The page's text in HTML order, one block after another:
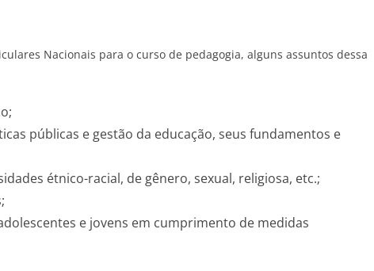
Nacionais para o curso de pedagogia, alguns assuntos dessa
públicas e gestão da educação, seus fundamentos e
étnico-racial, de gênero, sexual, religiosa, etc.;
e jovens em cumprimento de medidas